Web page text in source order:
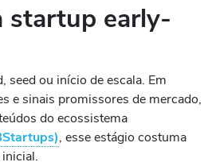
startup early-
ou início de escala. Em
e sinais promissores de mercado,
do ecossistema
, esse estágio costuma